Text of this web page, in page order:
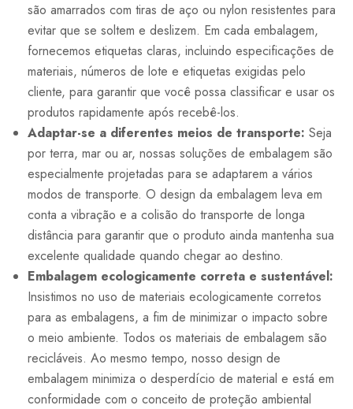
são amarrados com tiras de aço ou nylon resistentes para
evitar que se soltem e deslizem. Em cada embalagem,
fornecemos etiquetas claras, incluindo especificações de
materiais, números de lote e etiquetas exigidas pelo
cliente, para garantir que você possa classificar e usar os
produtos rapidamente após recebê-los.
Adaptar-se a diferentes meios de transporte: Seja
por terra, mar ou ar, nossas soluções de embalagem são
especialmente projetadas para se adaptarem a vários
modos de transporte. O design da embalagem leva em
conta a vibração e a colisão do transporte de longa
distância para garantir que o produto ainda mantenha sua
excelente qualidade quando chegar ao destino.
Embalagem ecologicamente correta e sustentável:
Insistimos no uso de materiais ecologicamente corretos
para as embalagens, a fim de minimizar o impacto sobre
o meio ambiente. Todos os materiais de embalagem são
recicláveis. Ao mesmo tempo, nosso design de
embalagem minimiza o desperdício de material e está em
conformidade com o conceito de proteção ambiental